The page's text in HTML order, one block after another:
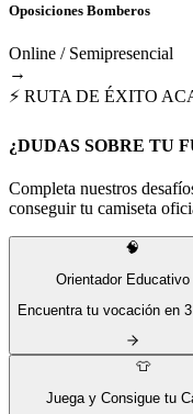
Oposiciones Bomberos
Online / Semipresencial
→
⚡ RUTA DE ÉXITO
¿DUDAS SOBRE TU
Completa nuestros
conseguir tu camiseta
🧠
Orientador
Encuentra tu vocación en
👕
Juega y Consigue tu